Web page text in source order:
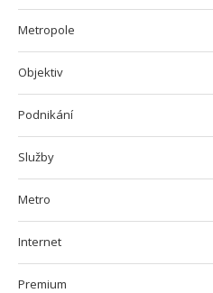
Metropole
Objektiv
Podnikání
Služby
Metro
Internet
Premium